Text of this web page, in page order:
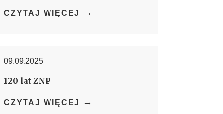
CZYTAJ WIĘCEJ →
09.09.2025
120 lat ZNP
CZYTAJ WIĘCEJ →